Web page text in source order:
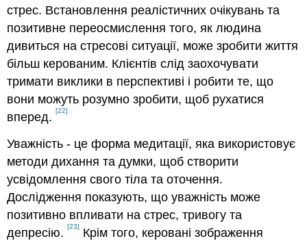
стрес. Встановлення реалістичних очікувань та
позитивне переосмислення того, як людина
дивиться на стресові ситуації, може зробити життя
більш керованим. Клієнтів слід заохочувати
тримати виклики в перспективі і робити те, що
вони можуть розумно зробити, щоб рухатися
вперед.[22]
Уважність - це форма медитації, яка використовує
методи дихання та думки, щоб створити
усвідомлення свого тіла та оточення.
Дослідження показують, що уважність може
позитивно впливати на стрес, тривогу та
депресію.[23]
Крім того, керовані зображення